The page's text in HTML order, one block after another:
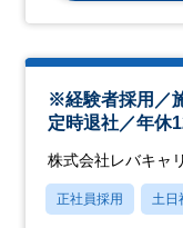
※経験者採用／
定時退社／年休
株式会社レバキャリ
正社員採用 土日